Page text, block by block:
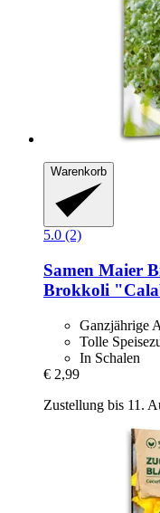
Warenkorb
5.0 (2)
Samen Maier
Brokkoli
Ganzjährige
Tolle
In Schalen
€ 2,99
Zustellung bis 11.